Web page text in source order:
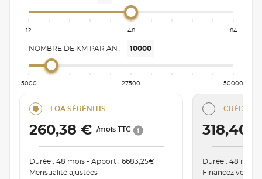
12 48 84
NOMBRE DE KM PAR AN : 10000
5000 27500 50000
LOA SÉRÉNITIS
260,38 €/mois TTC
Durée : 48 mois - Apport : 6683,25€
Mensualité ajustées
CRÉDIT
318,40
Durée : 48 mois
Financez votre